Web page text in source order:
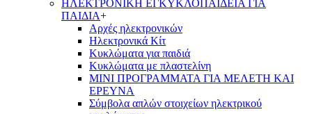
ΗΛΕΚΤΡΟΝΙΚΗ ΕΓΚΥΚΛΟΠΑΙΔΕΙΑ ΓΙΑ
ΠΑΙΔΙΑ+
Αρχές ηλεκτρονικών
Ηλεκτρονικά Κίτ
Κυκλώματα για παιδιά
Κυκλώματα με πλαστελίνη
ΜΙΝΙ ΠΡΟΓΡΑΜΜΑΤΑ ΓΙΑ ΜΕΛΕΤΗ ΚΑΙ
ΕΡΕΥΝΑ
Σύμβολα απλών στοιχείων ηλεκτρικού